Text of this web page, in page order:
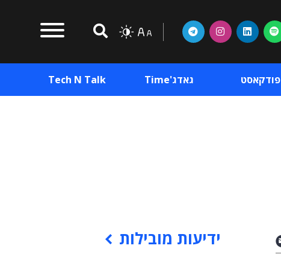
פודקאסט גאדג'Time Tech N Talk
ידיעות מובילות